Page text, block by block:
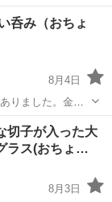
慮下さい 2セ
さい😊 ✿何も言わ
呑み（おちょ
8月4日
りました。金縁
切子が入った大
ラス(おちょ…
8月3日